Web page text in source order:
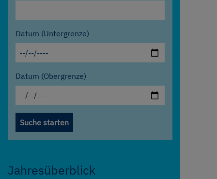
Datum (Untergrenze)
Datum (Obergrenze)
Jahresüberblick